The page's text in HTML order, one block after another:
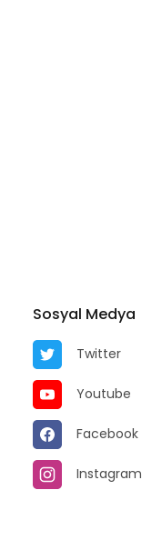
Sosyal Medya
Twitter
Youtube
Facebook
Instagram